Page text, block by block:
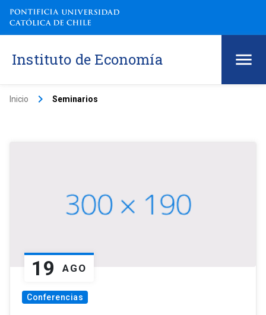
Instituto de Economía
Inicio keyboard_arrow_right Seminarios
19 AGO
Conferencias